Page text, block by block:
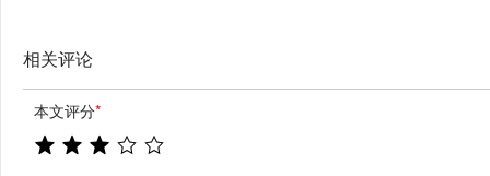
相关评论
本文评分*